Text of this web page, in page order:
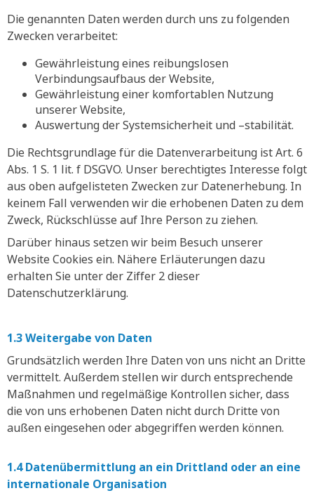
Die genannten Daten werden durch uns zu folgenden
Zwecken verarbeitet:
Gewährleistung eines reibungslosen
Verbindungsaufbaus der Website,
Gewährleistung einer komfortablen Nutzung
unserer Website,
Auswertung der Systemsicherheit und –stabilität.
Die Rechtsgrundlage für die Datenverarbeitung ist Art. 6
Abs. 1 S. 1 lit. f DSGVO. Unser berechtigtes Interesse folgt
aus oben aufgelisteten Zwecken zur Datenerhebung. In
keinem Fall verwenden wir die erhobenen Daten zu dem
Zweck, Rückschlüsse auf Ihre Person zu ziehen.
Darüber hinaus setzen wir beim Besuch unserer
Website Cookies ein. Nähere Erläuterungen dazu
erhalten Sie unter der Ziffer 2 dieser
Datenschutzerklärung.
1.3 Weitergabe von Daten
Grundsätzlich werden Ihre Daten von uns nicht an Dritte
vermittelt. Außerdem stellen wir durch entsprechende
Maßnahmen und regelmäßige Kontrollen sicher, dass
die von uns erhobenen Daten nicht durch Dritte von
außen eingesehen oder abgegriffen werden können.
1.4 Datenübermittlung an ein Drittland oder an eine
internationale Organisation